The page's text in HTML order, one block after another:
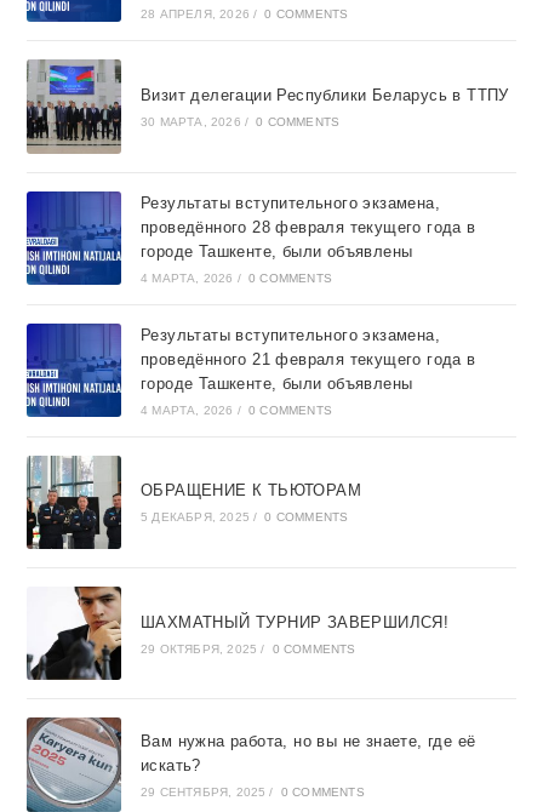
28 АПРЕЛЯ, 2026 / 0 COMMENTS
Визит делегации Республики Беларусь в ТТПУ
30 МАРТА, 2026 / 0 COMMENTS
Результаты вступительного экзамена,
проведённого 28 февраля текущего года в
городе Ташкентe, были объявлены
4 МАРТА, 2026 / 0 COMMENTS
Результаты вступительного экзамена,
проведённого 21 февраля текущего года в
городе Ташкентe, были объявлены
4 МАРТА, 2026 / 0 COMMENTS
ОБРАЩЕНИЕ К ТЬЮТОРАМ
5 ДЕКАБРЯ, 2025 / 0 COMMENTS
ШАХМАТНЫЙ ТУРНИР ЗАВЕРШИЛСЯ!
29 ОКТЯБРЯ, 2025 / 0 COMMENTS
Вам нужна работа, но вы не знаете, где её
искать?
29 СЕНТЯБРЯ, 2025 / 0 COMMENTS